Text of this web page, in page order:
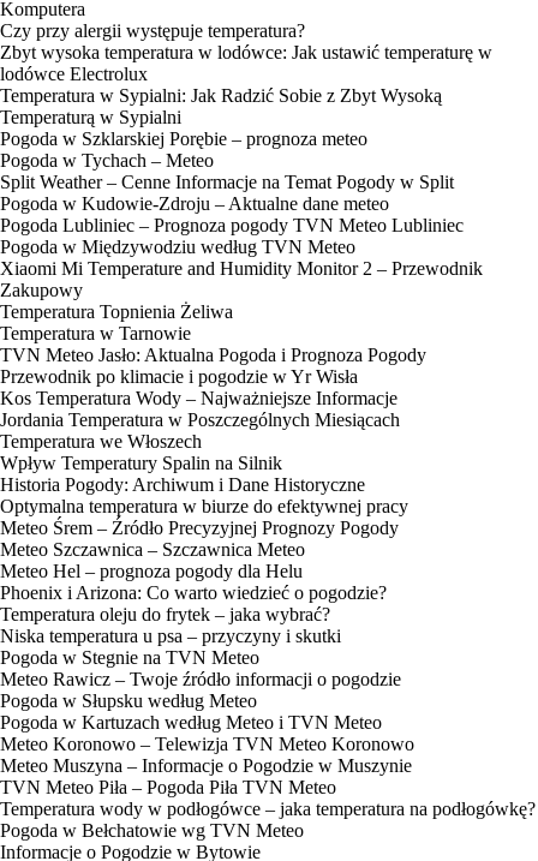
Komputera
Czy przy alergii występuje temperatura?
Zbyt wysoka temperatura w lodówce: Jak ustawić temperaturę w
lodówce Electrolux
Temperatura w Sypialni: Jak Radzić Sobie z Zbyt Wysoką
Temperaturą w Sypialni
Pogoda w Szklarskiej Porębie – prognoza meteo
Pogoda w Tychach – Meteo
Split Weather – Cenne Informacje na Temat Pogody w Split
Pogoda w Kudowie-Zdroju – Aktualne dane meteo
Pogoda Lubliniec – Prognoza pogody TVN Meteo Lubliniec
Pogoda w Międzywodziu według TVN Meteo
Xiaomi Mi Temperature and Humidity Monitor 2 – Przewodnik
Zakupowy
Temperatura Topnienia Żeliwa
Temperatura w Tarnowie
TVN Meteo Jasło: Aktualna Pogoda i Prognoza Pogody
Przewodnik po klimacie i pogodzie w Yr Wisła
Kos Temperatura Wody – Najważniejsze Informacje
Jordania Temperatura w Poszczególnych Miesiącach
Temperatura we Włoszech
Wpływ Temperatury Spalin na Silnik
Historia Pogody: Archiwum i Dane Historyczne
Optymalna temperatura w biurze do efektywnej pracy
Meteo Śrem – Źródło Precyzyjnej Prognozy Pogody
Meteo Szczawnica – Szczawnica Meteo
Meteo Hel – prognoza pogody dla Helu
Phoenix i Arizona: Co warto wiedzieć o pogodzie?
Temperatura oleju do frytek – jaka wybrać?
Niska temperatura u psa – przyczyny i skutki
Pogoda w Stegnie na TVN Meteo
Meteo Rawicz – Twoje źródło informacji o pogodzie
Pogoda w Słupsku według Meteo
Pogoda w Kartuzach według Meteo i TVN Meteo
Meteo Koronowo – Telewizja TVN Meteo Koronowo
Meteo Muszyna – Informacje o Pogodzie w Muszynie
TVN Meteo Piła – Pogoda Piła TVN Meteo
Temperatura wody w podłogówce – jaka temperatura na podłogówkę?
Pogoda w Bełchatowie wg TVN Meteo
Informacje o Pogodzie w Bytowie